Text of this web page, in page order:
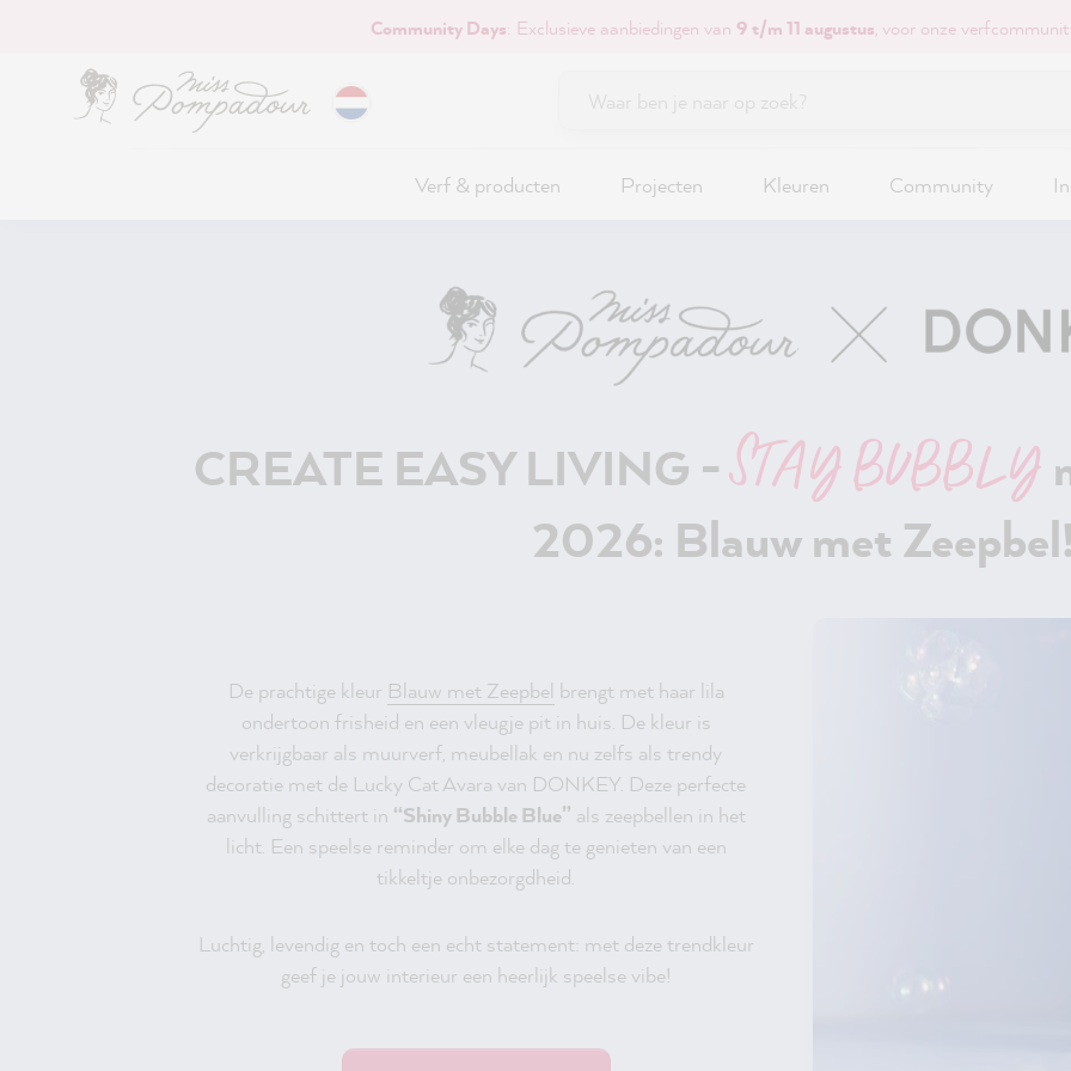
Community Days: Exclusieve aanbiedingen van 9 t/m 11 augustus, voor onze
Verf & producten Projecten Kleuren Community
CREATE EASY LIVING -STAY BUBBLY
2026: Blauw met
De prachtige kleur Blauw met Zeepbel brengt met haar lila
ondertoon frisheid en een vleugje pit in huis. De kleur is
verkrijgbaar als muurverf, meubellak en nu zelfs als trendy
decoratie met de Lucky Cat Avara van DONKEY. Deze perfecte
aanvulling schittert in “Shiny Bubble Blue” als zeepbellen in het
licht. Een speelse reminder om elke dag te genieten van een
tikkeltje onbezorgdheid.
Luchtig, levendig en toch een echt statement: met deze trendkleur
geef je jouw interieur een heerlijk speelse vibe!